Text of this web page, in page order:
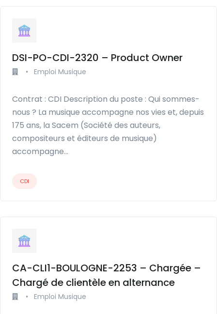
DSI-PO-CDI-2320 – Product Owner
• Emploi Musique
Contrat : CDI Description du poste : Qui sommes-
nous ? La musique accompagne nos vies et, depuis
175 ans, la Sacem (Société des auteurs,
compositeurs et éditeurs de musique)
accompagne…
CDI
CA-CLI1-BOULOGNE-2253 – Chargée –
Chargé de clientèle en alternance
• Emploi Musique